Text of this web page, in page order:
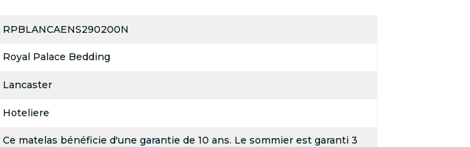
RPBLANCAENS290200N
Royal Palace Bedding
Lancaster
Hoteliere
Ce matelas bénéficie d'une garantie de 10 ans. Le sommier est garanti 3